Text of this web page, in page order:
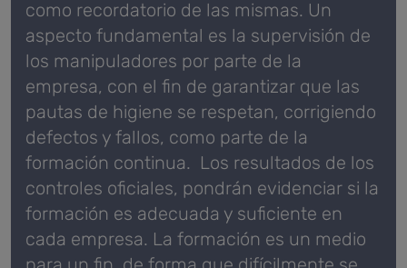
como recordatorio de las mismas. Un
aspecto fundamental es la supervisión de
los manipuladores por parte de la
empresa, con el fin de garantizar que las
pautas de higiene se respetan, corrigiendo
defectos y fallos, como parte de la
formación continua. Los resultados de los
controles oficiales, pondrán evidenciar si la
formación es adecuada y suficiente en
cada empresa. La formación es un medio